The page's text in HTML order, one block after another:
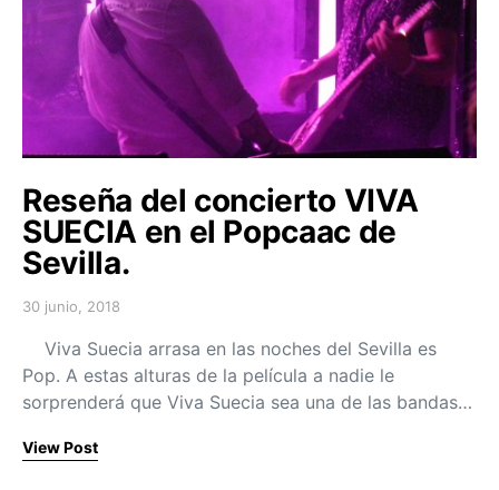
Reseña del concierto VIVA
SUECIA en el Popcaac de
Sevilla.
Posted on
30 junio, 2018
Viva Suecia arrasa en las noches del Sevilla es
Pop. A estas alturas de la película a nadie le
sorprenderá que Viva Suecia sea una de las bandas…
View Post